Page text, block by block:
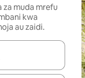
za muda mrefu
kwa
au zaidi.
kwa kutumia vitufe